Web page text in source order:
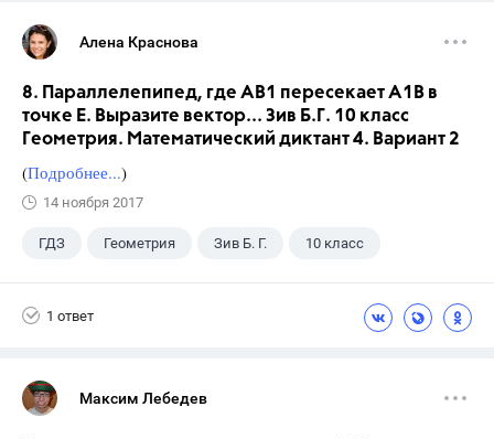
Алена Краснова
8. Параллелепипед, где АВ1 пересекает А1В в
точке Е. Выразите вектор... Зив Б.Г. 10 класс
Геометрия. Математический диктант 4. Вариант 2
(Подробнее...)
14 ноября 2017
ГДЗ Геометрия Зив Б. Г. 10 класс
1 ответ
Максим Лебедев